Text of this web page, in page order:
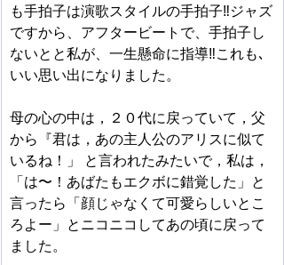
も手拍子は演歌スタイルの手拍子‼️ジャズ
ですから、アフタービートで、手拍子し
ないとと私が、一生懸命に指導‼️これも､
いい思い出になりました。
母の心の中は，２０代に戻っていて，父
から『君は，あの主人公のアリスに似て
いるね！」 と言われたみたいで，私は，
「は〜！あばたもエクボに錯覚した」と
言ったら「顔じゃなくて可愛らしいとこ
ろよー」とニコニコしてあの頃に戻って
ました。